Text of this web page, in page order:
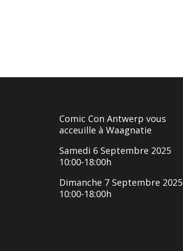
Comic Con Antwerp vous
acceuille à Waagnatie
Samedi 6 Septembre 2025
10:00-18:00h
Dimanche 7 Septembre 2025
10:00-18:00h